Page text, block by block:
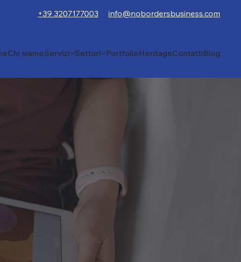
+39 3207177003 info@nobordersbusiness.com
Chi siamoServizi Settori PortfolioHeritageContattiBlog
del web e della